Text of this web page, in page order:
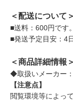
＜配送について＞
■送料：600円です
■発送予定目安：4
＜商品詳細情報＞
◆取扱いメーカー
【注意点】
閲覧環境等によっ